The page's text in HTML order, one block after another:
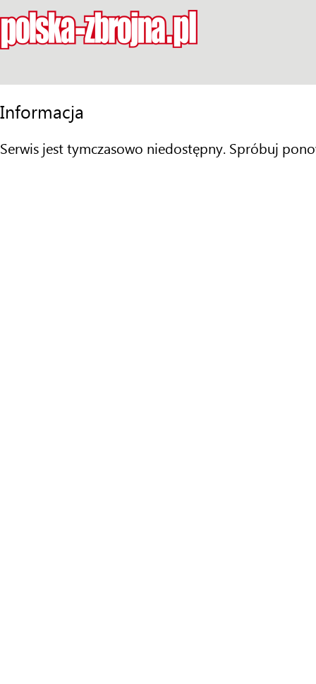
Informacja
Serwis jest tymczasowo niedostępny. Spróbuj